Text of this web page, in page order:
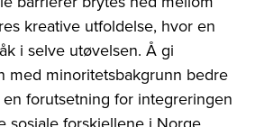
kreative utfoldelse, hvor en
i selve utøvelsen. Å gi
med minoritetsbakgrunn bedre
forutsetning for integreringen